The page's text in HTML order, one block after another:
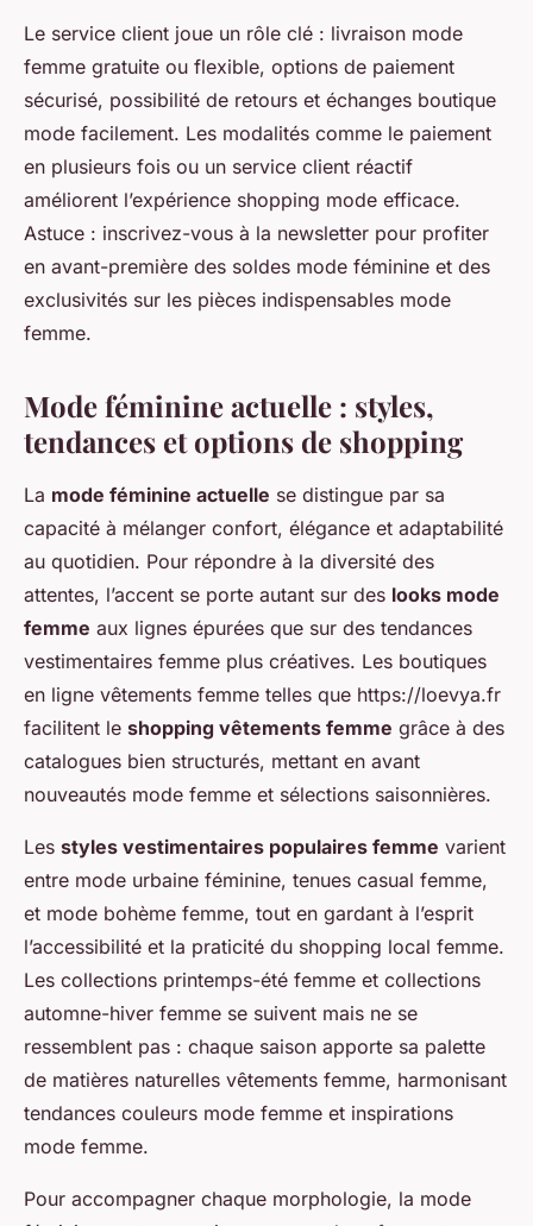
Le service client joue un rôle clé : livraison mode
femme gratuite ou flexible, options de paiement
sécurisé, possibilité de retours et échanges boutique
mode facilement. Les modalités comme le paiement
en plusieurs fois ou un service client réactif
améliorent l’expérience shopping mode efficace.
Astuce : inscrivez-vous à la newsletter pour profiter
en avant-première des soldes mode féminine et des
exclusivités sur les pièces indispensables mode
femme.
Mode féminine actuelle : styles,
tendances et options de shopping
La mode féminine actuelle se distingue par sa
capacité à mélanger confort, élégance et adaptabilité
au quotidien. Pour répondre à la diversité des
attentes, l’accent se porte autant sur des looks mode
femme aux lignes épurées que sur des tendances
vestimentaires femme plus créatives. Les boutiques
en ligne vêtements femme telles que https://loevya.fr
facilitent le shopping vêtements femme grâce à des
catalogues bien structurés, mettant en avant
nouveautés mode femme et sélections saisonnières.
Les styles vestimentaires populaires femme varient
entre mode urbaine féminine, tenues casual femme,
et mode bohème femme, tout en gardant à l’esprit
l’accessibilité et la praticité du shopping local femme.
Les collections printemps-été femme et collections
automne-hiver femme se suivent mais ne se
ressemblent pas : chaque saison apporte sa palette
de matières naturelles vêtements femme, harmonisant
tendances couleurs mode femme et inspirations
mode femme.
Pour accompagner chaque morphologie, la mode